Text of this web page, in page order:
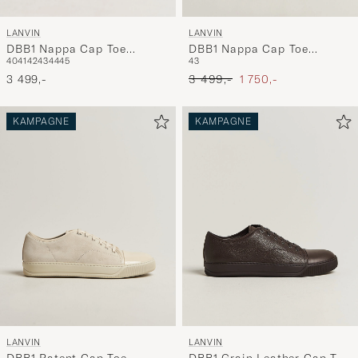
LANVIN
DBB1 Nappa Cap Toe
Sneaker Black
404142434445
3 499,-
LANVIN
DBB1 Nappa Cap Toe
Sneaker White/Blue
43
Ordinary pris
3 499,- Nedsat pris
1 750,-
KAMPAGNE
LANVIN
KAMPAGNE
LANVIN